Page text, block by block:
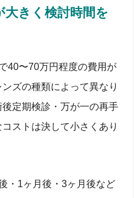
きく検討時間を
40〜70万円程度の費用が
ズの種類によって異なり
定期検診・万が一の再手
ストは決して小さくあり
・1ヶ月後・3ヶ月後など
出し対応と費用負担
方の変化リスク
ックリスト【条件・検
数など適応検査ポイント
レンズ選択基準
患との関連リスク
の不安を解消するポイン
サポート体制を比較
オンで検討を深める
必要な対応